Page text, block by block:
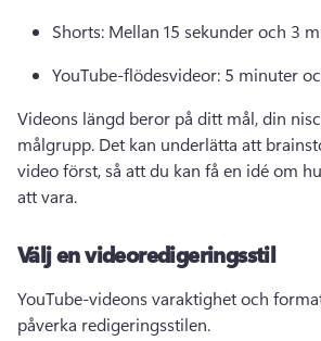
Shorts: Mellan 15 sekunder och 3
YouTube-flödesvideor: 5 minuter
Videons längd beror på ditt mål, din
målgrupp. Det kan underlätta att
video först, så att du kan få en idé om
att vara.
Välj en videoredigeringsstil
YouTube-videons varaktighet och
påverka redigeringsstilen.